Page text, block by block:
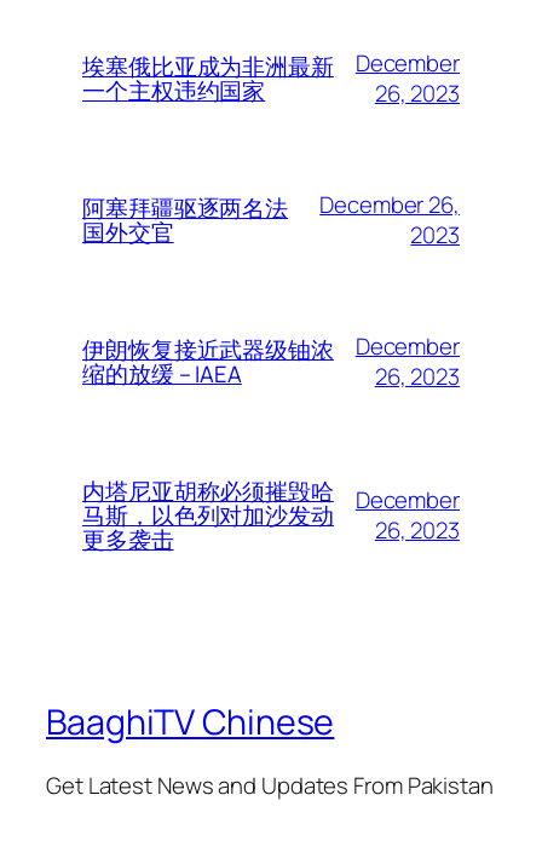
埃塞俄比亚成为非洲最新
一个主权违约国家
December
26, 2023
阿塞拜疆驱逐两名法
国外交官
December 26,
2023
伊朗恢复接近武器级铀浓
缩的放缓 – IAEA
December
26, 2023
内塔尼亚胡称必须摧毁哈
马斯，以色列对加沙发动
更多袭击
December
26, 2023
BaaghiTV Chinese
Get Latest News and Updates From Pakistan